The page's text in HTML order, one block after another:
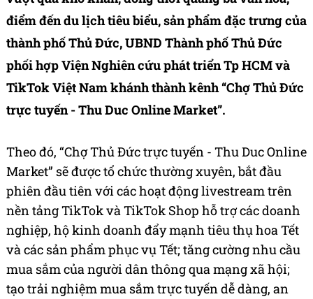
điểm đến du lịch tiêu biểu, sản phẩm đặc trưng của
thành phố Thủ Đức, UBND Thành phố Thủ Đức
phối hợp Viện Nghiên cứu phát triển Tp HCM và
TikTok Việt Nam khánh thành kênh “Chợ Thủ Đức
trực tuyến - Thu Duc Online Market”.
Theo đó, “Chợ Thủ Đức trực tuyến - Thu Duc Online
Market” sẽ được tổ chức thường xuyên, bắt đầu
phiên đầu tiên với các hoạt động livestream trên
nền tảng TikTok và TikTok Shop hỗ trợ các doanh
nghiệp, hộ kinh doanh đẩy mạnh tiêu thụ hoa Tết
và các sản phẩm phục vụ Tết; tăng cường nhu cầu
mua sắm của người dân thông qua mạng xã hội;
tạo trải nghiệm mua sắm trực tuyến dễ dàng, an